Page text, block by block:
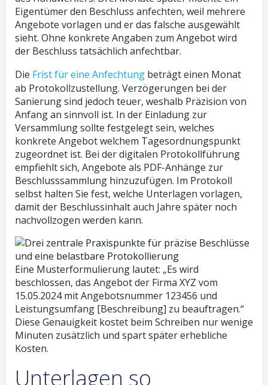
Eigentümer den Beschluss anfechten, weil mehrere
Angebote vorlagen und er das falsche ausgewählt
sieht. Ohne konkrete Angaben zum Angebot wird
der Beschluss tatsächlich anfechtbar.
Die Frist für eine Anfechtung beträgt einen Monat
ab Protokollzustellung. Verzögerungen bei der
Sanierung sind jedoch teuer, weshalb Präzision von
Anfang an sinnvoll ist. In der Einladung zur
Versammlung sollte festgelegt sein, welches
konkrete Angebot welchem Tagesordnungspunkt
zugeordnet ist. Bei der digitalen Protokollführung
empfiehlt sich, Angebote als PDF-Anhänge zur
Beschlusssammlung hinzuzufügen. Im Protokoll
selbst halten Sie fest, welche Unterlagen vorlagen,
damit der Beschlussinhalt auch Jahre später noch
nachvollzogen werden kann.
Eine Musterformulierung lautet: „Es wird
beschlossen, das Angebot der Firma XYZ vom
15.05.2024 mit Angebotsnummer 123456 und
Leistungsumfang [Beschreibung] zu beauftragen.“
Diese Genauigkeit kostet beim Schreiben nur wenige
Minuten zusätzlich und spart später erhebliche
Kosten.
Unterlagen so